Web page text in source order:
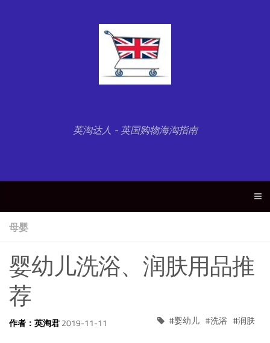
英淘达人 - 英国购物海淘指南
母婴
婴幼儿洗浴、润肤用品推
荐
作者：英淘君2019-11-11 婴幼儿 洗浴 润肤